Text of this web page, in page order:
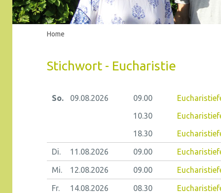
Home
Stichwort - Eucharistie
So. 09.08.2026 09.00
10.30
18.30
Di. 11.08.2026 09.00
Mi. 12.08.2026 09.00
Fr. 14.08.2026 08.30